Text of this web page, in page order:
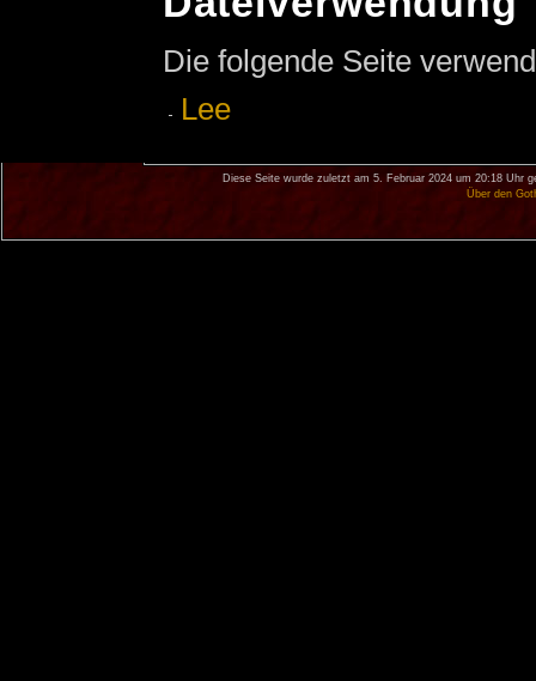
Die folgende Seite
Lee
Diese Seite wurde zuletzt am 5. Februar 2024 um 20:18 Uhr
Über den